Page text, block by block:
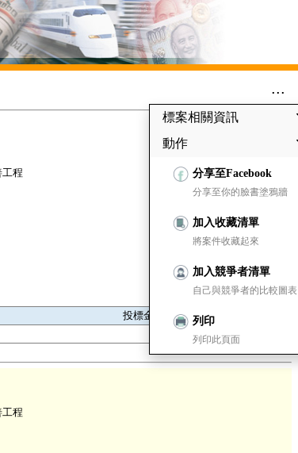
...
標案相關資訊
動作
分享至Facebook
分享至你的臉書塗鴉牆
加入收藏清單
將案件收藏起來
加入競爭者清單
自己與競爭者的比較圖表
列印
列印此頁面
程
投標金額
程